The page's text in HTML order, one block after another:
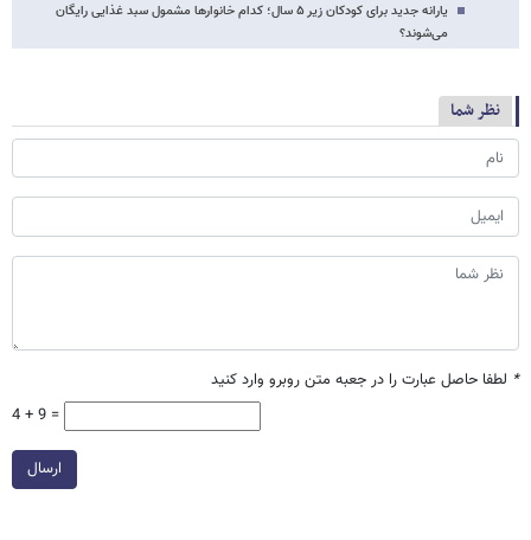
یارانه جدید برای کودکان زیر ۵ سال؛ کدام خانوارها مشمول سبد غذایی رایگان
می‌شوند؟
نظر شما
* لطفا حاصل عبارت را در جعبه متن روبرو وارد کنید
4 + 9 =
ارسال